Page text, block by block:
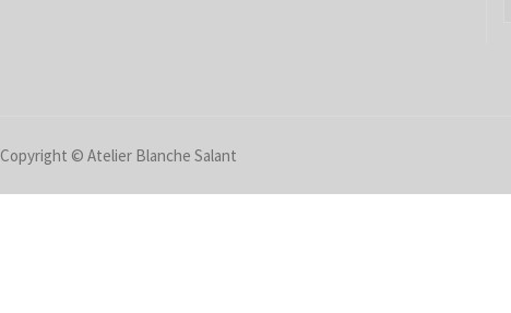
Copyright © Atelier Blanche Salant